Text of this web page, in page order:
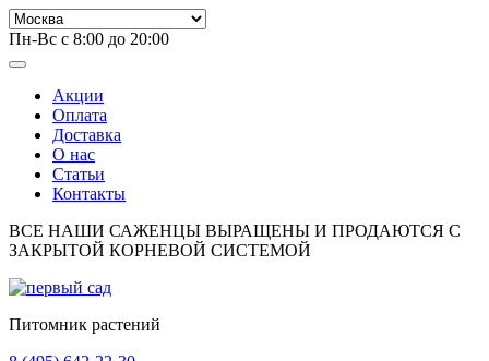
Пн-Вс с 8:00 до 20:00
Акции
Оплата
Доставка
О нас
Статьи
Контакты
ВСЕ НАШИ САЖЕНЦЫ ВЫРАЩЕНЫ И ПРОДАЮТСЯ С
ЗАКРЫТОЙ КОРНЕВОЙ СИСТЕМОЙ
Питомник растений